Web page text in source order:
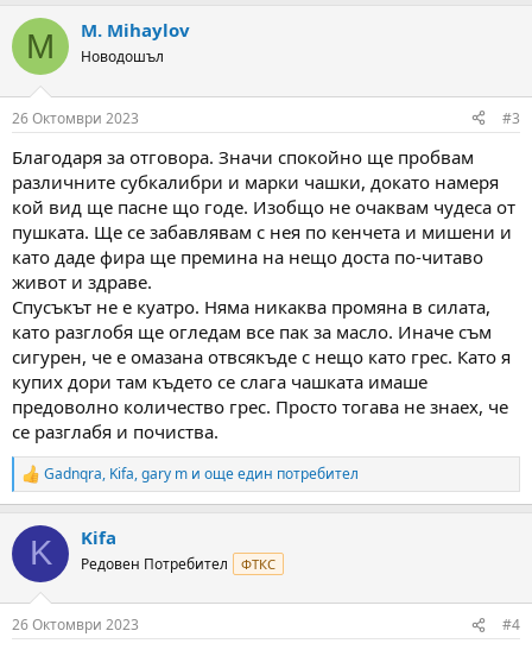
c
i
s
M M. Mihaylov
Новодошъл
26 Октомври 2023 #3
Благодаря за отговора. Значи спокойно ще пробвам
различните субкалибри и марки чашки, докато намеря
кой вид ще пасне що годе. Изобщо не очаквам чудеса от
пушката. Ще се забавлявам с нея по кенчета и мишени и
като даде фира ще премина на нещо доста по-читаво
живот и здраве.
Спусъкът не е куатро. Няма никаква промяна в силата,
като разглобя ще огледам все пак за масло. Иначе съм
сигурен, че е омазана отвсякъде с нещо като грес. Като я
купих дори там където се слага чашката имаше
предоволно количество грес. Просто тогава не знаех, че
се разглабя и почиства.
R
e
c
i
s
Gadnqra, Kifa,gary m и още един потребител
K Kifa
Редовен Потребител ФТКС
26 Октомври 2023 #4